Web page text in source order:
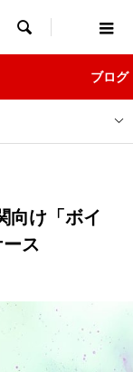

ブログ
向け「ボイ
ス